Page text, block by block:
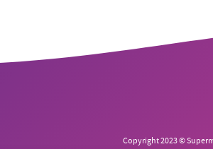
Copyright 2023 ©